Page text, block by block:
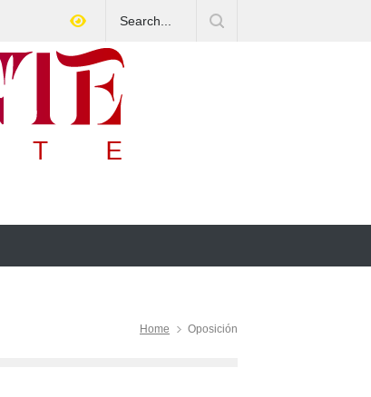
a la UNAM se movilizan este lunes en rechazo al
examen de admisión: ¿Cuál será el lugar y horario de la
Home Oposición